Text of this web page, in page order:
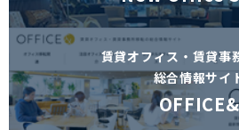
賃貸オフィス・賃貸事
総合情報サイ
OFFICE&